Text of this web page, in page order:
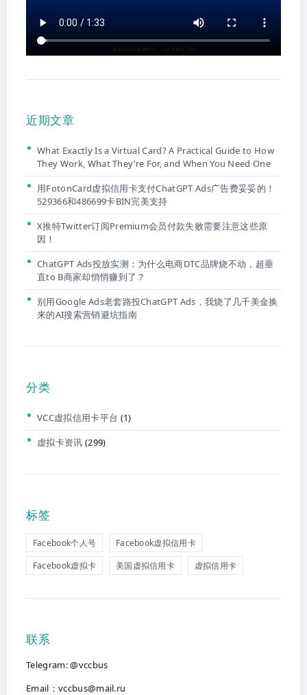
近期文章
What Exactly Is a Virtual Card? A Practical Guide to How
They Work, What They’re For, and When You Need One
用FotonCard虚拟信用卡支付ChatGPT Ads广告费妥妥的！
529366和486699卡BIN完美支持
X推特Twitter订阅Premium会员付款失败需要注意这些原
因！
ChatGPT Ads投放实测：为什么电商DTC品牌烧不动，超垂
直to B商家却悄悄赚到了？
别用Google Ads老套路投ChatGPT Ads，我烧了几千美金换
来的AI搜索营销避坑指南
分类
VCC虚拟信用卡平台 (1)
虚拟卡资讯 (299)
标签
Facebook个人号
Facebook虚拟信用卡
Facebook虚拟卡
美国虚拟信用卡 虚拟信用卡
联系
Telegram: @vccbus
Email： vccbus@mail.ru